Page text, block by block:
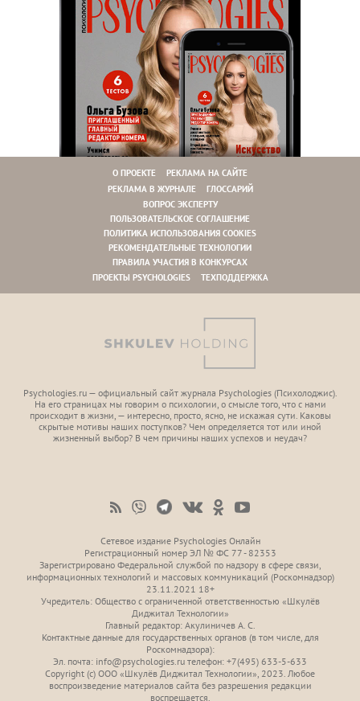
О ПРОЕКТЕ
РЕКЛАМА НА САЙТЕ
РЕКЛАМА В ЖУРНАЛЕ
ГЛОССАРИЙ
ВОПРОС ЭКСПЕРТУ
ПОЛЬЗОВАТЕЛЬСКОЕ СОГЛАШЕНИЕ
ПОЛИТИКА ИСПОЛЬЗОВАНИЯ COOKIES
РЕКОМЕНДАТЕЛЬНЫЕ ТЕХНОЛОГИИ
ПРАВИЛА УЧАСТИЯ В КОНКУРСАХ
ПРОЕКТЫ PSYCHOLOGIES
ТЕХПОДДЕРЖКА
Psychologies.ru — официальный сайт журнала Psychologies (Психoлоджиc).
На его страницах мы говорим о психологии, о смысле того, что с нами
происходит в жизни, — интересно, просто, ясно, не искажая сути. Каковы
скрытые мотивы наших поступков? Чем определяется тот или иной
жизненный выбор? В чем причины наших успехов и неудач?
Сетевое издание Psychologies Онлайн
Регистрационный номер ЭЛ № ФС 77 - 82353
Зарегистрировано Федеральной службой по надзору в сфере связи,
информационных технологий и массовых коммуникаций (Роскомнадзор)
23.11.2021 18+
Учредитель: Общество с ограниченной ответственностью «Шкулёв
Диджитал Технологии»
Главный редактор: Акулиничев А. С.
Контактные данные для государственных органов (в том числе, для
Роскомнадзора):
Эл. почта: info@psychologies.ru телефон: +7(495) 633-5-633
Copyright (с) ООО «Шкулёв Диджитал Технологии», 2023. Любое
воспроизведение материалов сайта без разрешения редакции
воспрещается.